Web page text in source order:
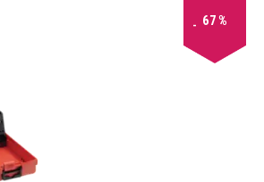
67%